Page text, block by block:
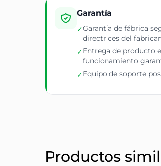
Garantía
✓Garantía de fábrica
directrices del
✓Entrega de producto
funcionamiento
✓Equipo de soporte
Productos